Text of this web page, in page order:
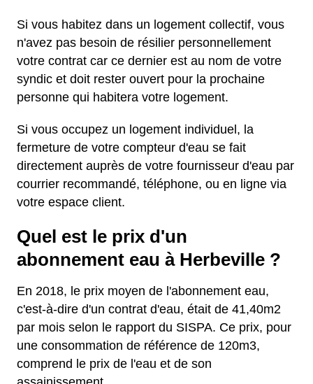
Si vous habitez dans un logement collectif, vous
n'avez pas besoin de résilier personnellement
votre contrat car ce dernier est au nom de votre
syndic et doit rester ouvert pour la prochaine
personne qui habitera votre logement.
Si vous occupez un logement individuel, la
fermeture de votre compteur d'eau se fait
directement auprès de votre fournisseur d'eau par
courrier recommandé, téléphone, ou en ligne via
votre espace client.
Quel est le prix d'un
abonnement eau à Herbeville ?
En 2018, le prix moyen de l'abonnement eau,
c'est-à-dire d'un contrat d'eau, était de 41,40m2
par mois selon le rapport du SISPA. Ce prix, pour
une consommation de référence de 120m3,
comprend le prix de l'eau et de son